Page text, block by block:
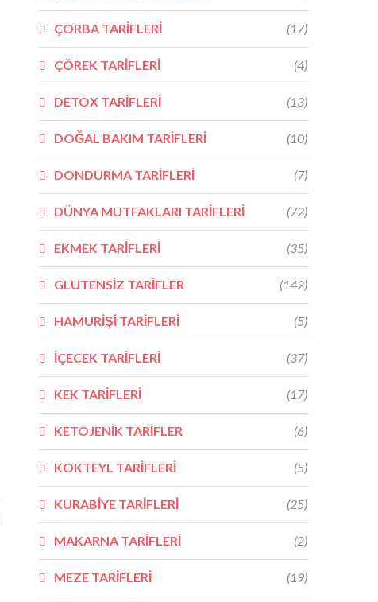
ÇORBA TARİFLERİ (17)
ÇÖREK TARİFLERİ (4)
DETOX TARİFLERİ (13)
DOĞAL BAKIM TARİFLERİ (10)
DONDURMA TARİFLERİ (7)
DÜNYA MUTFAKLARI TARİFLERİ (72)
EKMEK TARİFLERİ (35)
GLUTENSİZ TARİFLER (142)
HAMURİŞİ TARİFLERİ (5)
İÇECEK TARİFLERİ (37)
KEK TARİFLERİ (17)
KETOJENİK TARİFLER (6)
KOKTEYL TARİFLERİ (5)
KURABİYE TARİFLERİ (25)
MAKARNA TARİFLERİ (2)
MEZE TARİFLERİ (19)